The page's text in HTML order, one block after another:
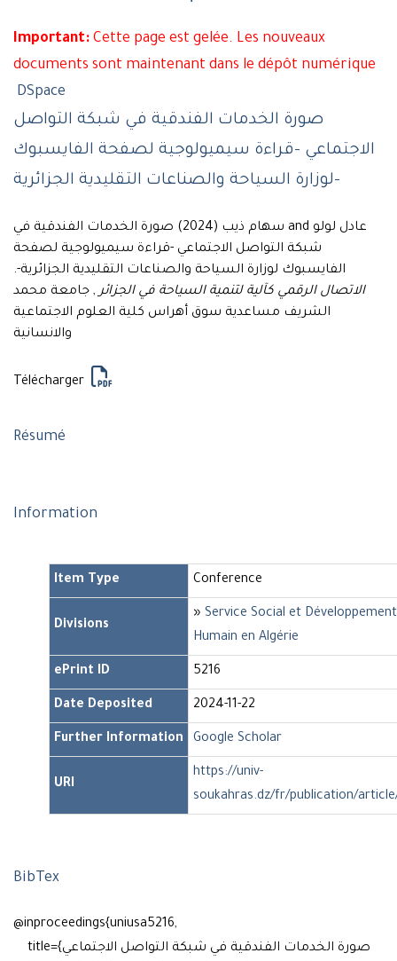
Important: Cette page est gelée. Les nouveaux
documents sont maintenant dans le dépôt numérique
DSpace
صورة الخدمات الفندقية في شبكة التواصل
الاجتماعي -قراءة سيميولوجية لصفحة الفايسبوك
لوزارة السياحة والصناعات التقليدية الجزائرية-
عادل لولو and سهام ذيب (2024) صورة الخدمات الفندقية في
شبكة التواصل الاجتماعي -قراءة سيميولوجية لصفحة
الفايسبوك لوزارة السياحة والصناعات التقليدية الجزائرية-.
الاتصال الرقمي كآلية لتنمية السياحة في الجزائر, جامعة محمد
الشريف مساعدية سوق أهراس كلية العلوم الاجتماعية
والانسانية
Télécharger
Résumé
Information
Item Type Conference
Divisions
» Service Social et Développement
Humain en Algérie
ePrint ID 5216
Date Deposited 2024-11-22
Further Information Google Scholar
URI
https://univ-
soukahras.dz/fr/publication/
BibTex
@inproceedings{uniusa5216,
title={صورة الخدمات الفندقية في شبكة التواصل الاجتماعي